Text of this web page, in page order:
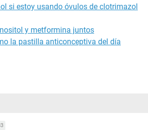
si estoy usando óvulos de clotrimazol
y metformina juntos
la pastilla anticonceptiva del día